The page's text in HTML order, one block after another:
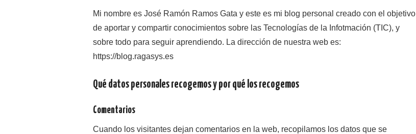
Mi nombre es José Ramón Ramos Gata y este es mi blog personal creado con el objetivo
de aportar y compartir conocimientos sobre las Tecnologías de la Infotmación (TIC), y
sobre todo para seguir aprendiendo. La dirección de nuestra web es:
https://blog.ragasys.es
Qué datos personales recogemos y por qué los recogemos
Comentarios
Cuando los visitantes dejan comentarios en la web, recopilamos los datos que se